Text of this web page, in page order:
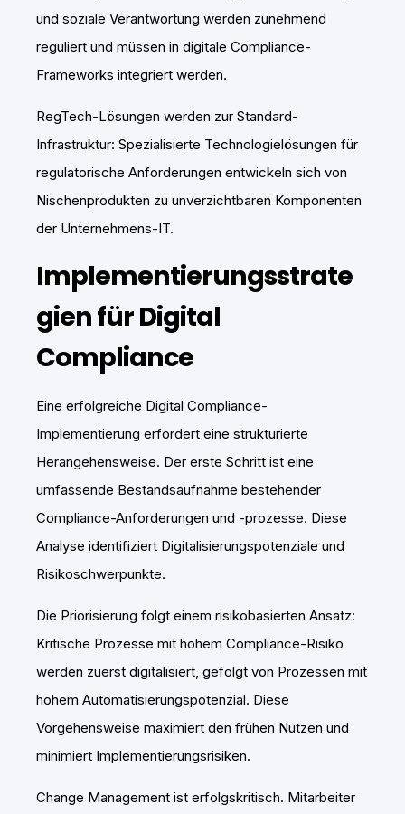
und soziale Verantwortung werden zunehmend
reguliert und müssen in digitale Compliance-
Frameworks integriert werden.
RegTech-Lösungen werden zur Standard-
Infrastruktur: Spezialisierte Technologielösungen für
regulatorische Anforderungen entwickeln sich von
Nischenprodukten zu unverzichtbaren Komponenten
der Unternehmens-IT.
Implementierungsstrate
gien für Digital
Compliance
Eine erfolgreiche Digital Compliance-
Implementierung erfordert eine strukturierte
Herangehensweise. Der erste Schritt ist eine
umfassende Bestandsaufnahme bestehender
Compliance-Anforderungen und -prozesse. Diese
Analyse identifiziert Digitalisierungspotenziale und
Risikoschwerpunkte.
Die Priorisierung folgt einem risikobasierten Ansatz:
Kritische Prozesse mit hohem Compliance-Risiko
werden zuerst digitalisiert, gefolgt von Prozessen mit
hohem Automatisierungspotenzial. Diese
Vorgehensweise maximiert den frühen Nutzen und
minimiert Implementierungsrisiken.
Change Management ist erfolgskritisch. Mitarbeiter